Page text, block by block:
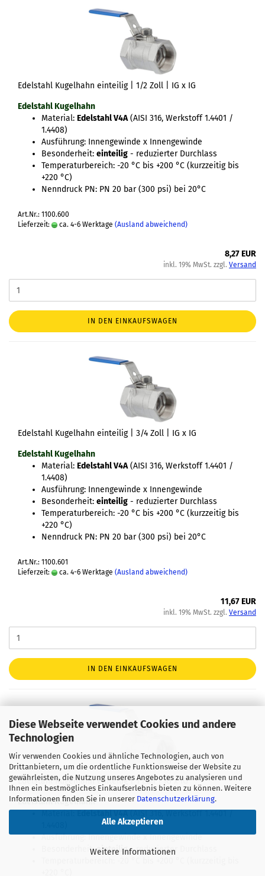
Diese Webseite verwendet Cookies und andere
Technologien
Wir verwenden Cookies und ähnliche Technologien, auch von
Drittanbietern, um die ordentliche Funktionsweise der Website zu
gewährleisten, die Nutzung unseres Angebotes zu analysieren und
Ihnen ein bestmögliches Einkaufserlebnis bieten zu können. Weitere
Informationen finden Sie in unserer Datenschutzerklärung.
Alle Akzeptieren
Weitere Informationen
Edelstahl Kugelhahn einteilig | 1/2 Zoll | IG x IG
Edelstahl Kugelhahn
Material: Edelstahl V4A(AISI 316, Werkstoff 1.4401 /
1.4408)
Ausführung: Innengewinde x Innengewinde
Besonderheit: einteilig - reduzierter Durchlass
Temperaturbereich: -20 °C bis +200 °C (kurzzeitig bis
+220 °C)
Nenndruck PN: PN 20 bar (300 psi) bei 20°C
Art.Nr.: 1100.600
Lieferzeit:
ca. 4-6 Werktage (Ausland abweichend)
8,27 EUR
inkl. 19% MwSt. zzgl. Versand
IN DEN EINKAUFSWAGEN
Edelstahl Kugelhahn einteilig | 3/4 Zoll | IG x IG
Edelstahl Kugelhahn
Material: Edelstahl V4A(AISI 316, Werkstoff 1.4401 /
1.4408)
Ausführung: Innengewinde x Innengewinde
Besonderheit: einteilig - reduzierter Durchlass
Temperaturbereich: -20 °C bis +200 °C (kurzzeitig bis
+220 °C)
Nenndruck PN: PN 20 bar (300 psi) bei 20°C
Art.Nr.: 1100.601
Lieferzeit:
ca. 4-6 Werktage (Ausland abweichend)
11,67 EUR
inkl. 19% MwSt. zzgl. Versand
IN DEN EINKAUFSWAGEN
Edelstahl Kugelhahn einteilig | 1 Zoll | IG x IG
Edelstahl Kugelhahn
Ausführung: Innengewinde x Innengewinde
Besonderheit:einteilig- reduzierter Durchlass